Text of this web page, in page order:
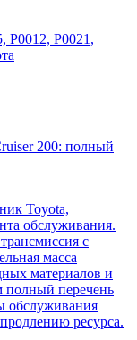
P0012, P0021,
200: полный
Toyota,
обслуживания.
с
масса
материалов и
полный перечень
обслуживания
ресурса.